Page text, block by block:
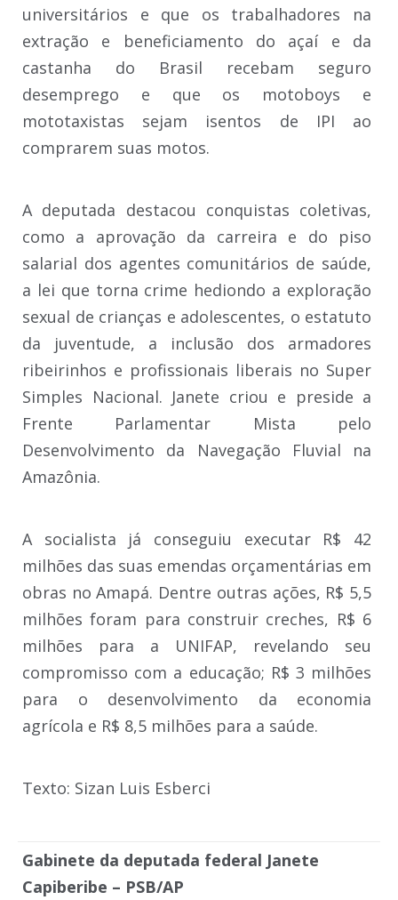
universitários e que os trabalhadores na
extração e beneficiamento do açaí e da
castanha do Brasil recebam seguro
desemprego e que os motoboys e
mototaxistas sejam isentos de IPI ao
comprarem suas motos.
A deputada destacou conquistas coletivas,
como a aprovação da carreira e do piso
salarial dos agentes comunitários de saúde,
a lei que torna crime hediondo a exploração
sexual de crianças e adolescentes, o estatuto
da juventude, a inclusão dos armadores
ribeirinhos e profissionais liberais no Super
Simples Nacional. Janete criou e preside a
Frente Parlamentar Mista pelo
Desenvolvimento da Navegação Fluvial na
Amazônia.
A socialista já conseguiu executar R$ 42
milhões das suas emendas orçamentárias em
obras no Amapá. Dentre outras ações, R$ 5,5
milhões foram para construir creches, R$ 6
milhões para a UNIFAP, revelando seu
compromisso com a educação; R$ 3 milhões
para o desenvolvimento da economia
agrícola e R$ 8,5 milhões para a saúde.
Texto: Sizan Luis Esberci
Gabinete da deputada federal Janete
Capiberibe – PSB/AP